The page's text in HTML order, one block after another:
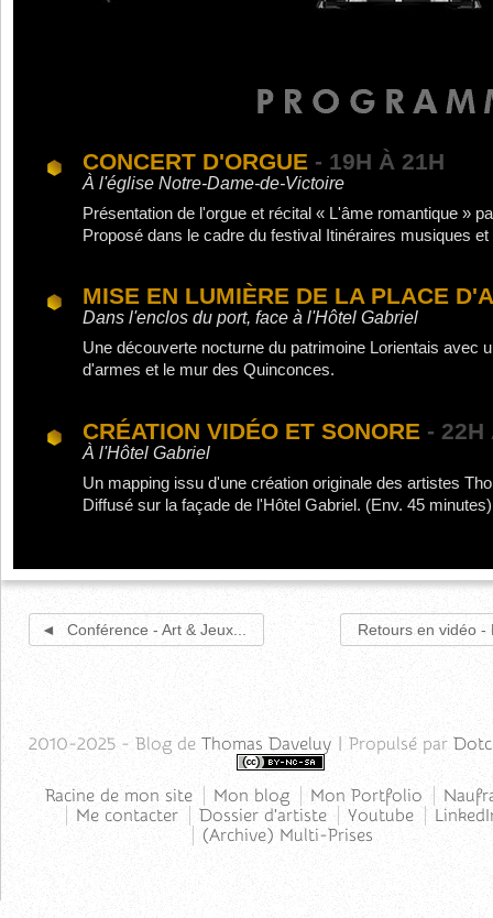
CONCERT D'ORGUE - 19H À 21H
À l'église Notre-Dame-de-Victoire
Présentation de l'orgue et récital « L'âme romantique »
Proposé dans le cadre du festival Itinéraires musiques
MISE EN LUMIÈRE DE LA PLACE
Dans l'enclos du port, face à l'Hôtel Gabriel
Une découverte nocturne du patrimoine Lorientais avec
d'armes et le mur des Quinconces.
CRÉATION VIDÉO ET SONORE - 22H
À l'Hôtel Gabriel
Un mapping issu d'une création originale des artistes
Diffusé sur la façade de l'Hôtel Gabriel. (Env. 45 minutes)
Conférence - Art & Jeux... Retours en vidéo -
2010-2025 - Blog de Thomas Daveluy| Propulsé par
Racine de mon site Mon blog Mon Portfolio
Me contacter
Dossier d'artiste Youtube
(Archive) Multi-Prises